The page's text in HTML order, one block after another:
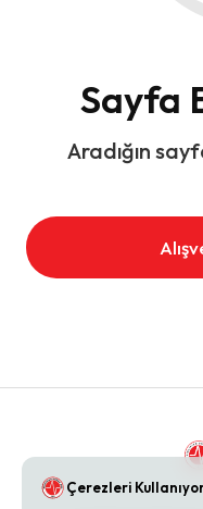
Sayfa
Aradığın
Çerezleri